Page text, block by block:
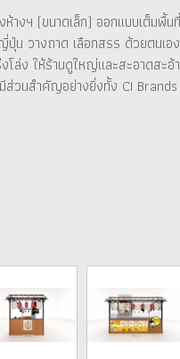
งฯ (ขนาดเล็ก) ออกแบบเต็ม
น วางถาด เลือกสรร ด้วยตน
โล่ง ให้ร้านดูใหญ่และสะอาดสะอ้
ส่วนสำคัญอย่างยิ่งทั้ง CI